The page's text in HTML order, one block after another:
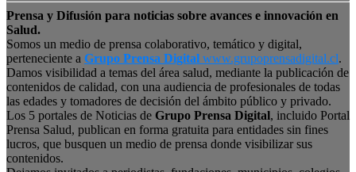
Prensa y Difusión para noticias sobre avances e innovación en
Salud.
Somos un medio de prensa colaborativo, temático y digital,
perteneciente a Grupo Prensa Digital www.grupoprensadigital.cl.
Damos visibilidad a temas del área salud, mediante la publicación de
contenidos de calidad, con una audiencia de profesionales de todas
las edades y tomadores de decisión del ámbito público y privado.
Los 5 portales de Noticias de Grupo Prensa Digital, incluido Portal
Prensa Salud, publican en forma gratuita para entidades sin fines
lucros, que busquen un medio de prensa donde visibilizar sus
contenidos.